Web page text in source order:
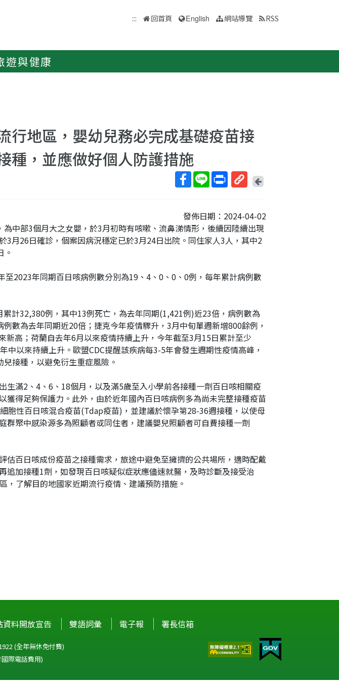
::: 回首頁 English 網站導覽 RSS
遊與健康
行地區，嬰幼兒務必完成基礎疫苗接
種，並應做好個人防護措施
短
網
址
回
上
頁
發佈日期：2024-04-02
中部3個月大之女嬰，於3月初時有咳嗽、流鼻涕情形，後續因陸續出現
月26日確診，個案因病況穩定已於3月24日出院。同住家人3人，其中2
2023年同期百日咳病例數分別為19、4、0、0、0例，每年累計病例數
計32,380例，其中13例死亡，為去年同期(1,421例)近23倍，病例數為
數為去年同期近20倍；捷克今年疫情驟升，3月中旬單週新增800餘例，
高；荷蘭自去年6月以來疫情持續上升，今年截至3月15日累計至少
以來持續上升。歐盟CDC提醒該疾病每3-5年會發生週期性疫情高峰，
接種，以避免衍生重症風險。
滿2、4、6、18個月，以及滿5歲至入小學前各接種一劑百日咳相關疫
得足夠保護力。此外，由於近年國內百日咳病例多為尚未完整接種疫苗
胞性百日咳混合疫苗(Tdap疫苗)，並建議於懷孕第28-36週接種，以使母
聚中感染源多為照顧者或同住者，建議嬰兒照顧者可自費接種一劑
百日咳成份疫苗之接種需求，旅途中避免至擁擠的公共場所，適時配戴
加接種1劑，如發現百日咳疑似症狀應儘速就醫，及時診斷及接受治
了解目的地國家近期流行疫情、建議預防措施。
資料開放宣告 雙語詞彙 電子報 署長信箱
(全年無休免付費)
際電話費用)